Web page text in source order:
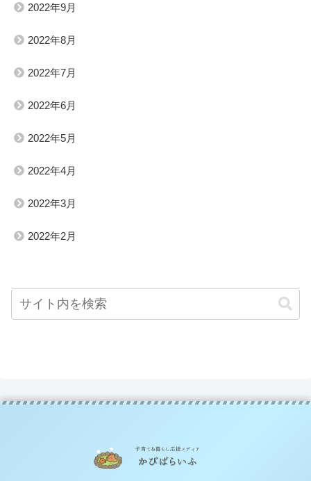
2022年9月
2022年8月
2022年7月
2022年6月
2022年5月
2022年4月
2022年3月
2022年2月